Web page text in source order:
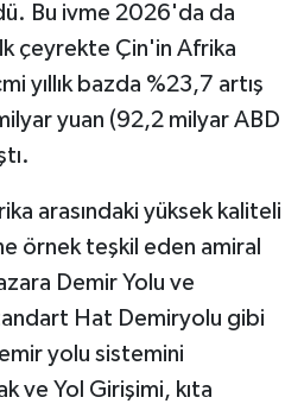
Bu ivme 2026'da da
çeyrekte Çin'in Afrika
yıllık bazda %23,7 artış
yuan (92,2 milyar ABD
arasındaki yüksek kaliteli
örnek teşkil eden amiral
Demir Yolu ve
Hat Demiryolu gibi
yolu sistemini
ve Yol Girişimi, kıta